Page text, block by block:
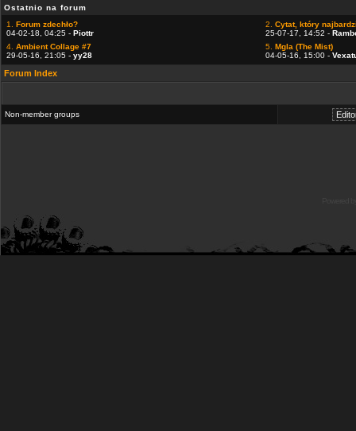
Ostatnio na forum
1. Forum zdechło?
04-02-18, 04:25 - Piottr
2. Cytat, który
25-07-17, 14:52 -
4. Ambient Collage #7
29-05-16, 21:05 - yy28
5. Mgla (The Mist)
04-05-16, 15:00 -
Forum Index
Non-member groups